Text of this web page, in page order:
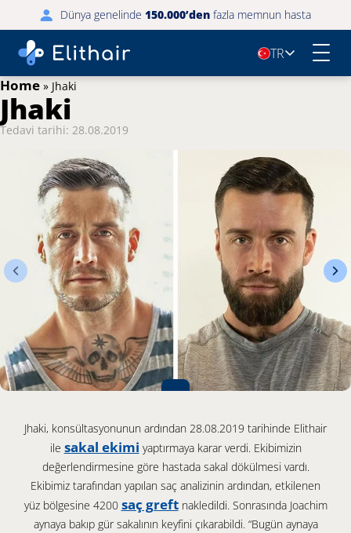
Dünya genelinde 150.000’denfazla memnun hasta
🇹🇷TR
Home » Jhaki
Jhaki
Tedavi tarihi: 28.08.2019
Jhaki, konsültasyonunun ardından 28.08.2019 tarihinde Elithair
ile sakal ekimi yaptırmaya karar verdi. Ekibimizin
değerlendirmesine göre hastada sakal dökülmesi vardı.
Ekibimiz tarafından yapılan saç analizinin ardından, etkilenen
yüz bölgesine 4200 saç greftnakledildi. Sonrasında Joachim
aynaya bakıp gür sakalının keyfini çıkarabildi. “Bugün aynaya